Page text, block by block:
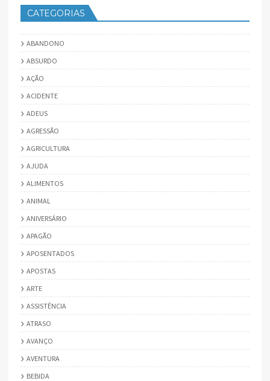
CATEGORIAS
ABANDONO
ABSURDO
AÇÃO
ACIDENTE
ADEUS
AGRESSÃO
AGRICULTURA
AJUDA
ALIMENTOS
ANIMAL
ANIVERSÁRIO
APAGÃO
APOSENTADOS
APOSTAS
ARTE
ASSISTÊNCIA
ATRASO
AVANÇO
AVENTURA
BEBIDA